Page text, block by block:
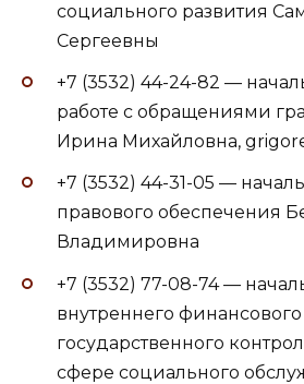
социального развития
Сергеевны
+7 (3532) 44-24-82 —
работе с обращениями
Ирина Михайловна,
+7 (3532) 44-31-05 —
правового обеспечения
Владимировна
+7 (3532) 77-08-74 —
внутреннего финансового
государственного
сфере социального